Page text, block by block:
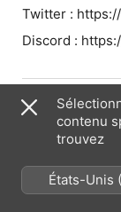
Twitter :
Discord :
Page Web de
Émission
contenu
trouvez
États-Unis
France)